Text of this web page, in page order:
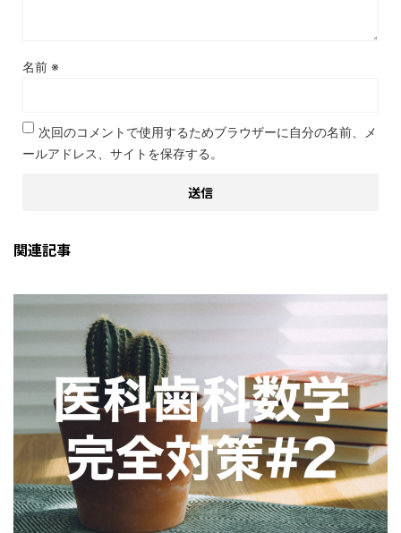
名前 ※
次回のコメントで使用するためブラウザーに自分の名前、メ
ールアドレス、サイトを保存する。
関連記事